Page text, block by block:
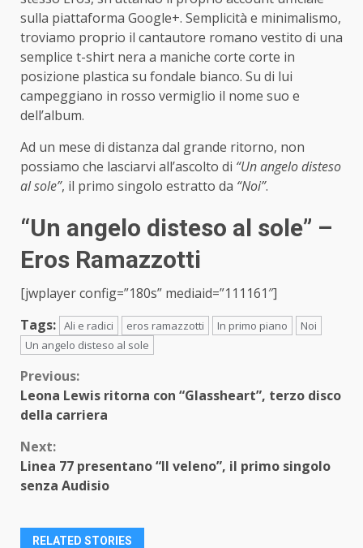
sulla piattaforma Google+. Semplicità e minimalismo,
troviamo proprio il cantautore romano vestito di una
semplice t-shirt nera a maniche corte corte in
posizione plastica su fondale bianco. Su di lui
campeggiano in rosso vermiglio il nome suo e
dell’album.
Ad un mese di distanza dal grande ritorno, non
possiamo che lasciarvi all’ascolto di “Un angelo disteso
al sole”, il primo singolo estratto da “Noi”.
“Un angelo disteso al sole” –
Eros Ramazzotti
[jwplayer config=”180s” mediaid=”111161″]
Tags: Ali e radici eros ramazzotti In primo piano
Noi
Un angelo disteso al sole
Continue
Reading
Previous:
Leona Lewis ritorna con “Glassheart”, terzo disco
della carriera
Next:
Linea 77 presentano “Il veleno”, il primo singolo
senza Audisio
RELATED STORIES